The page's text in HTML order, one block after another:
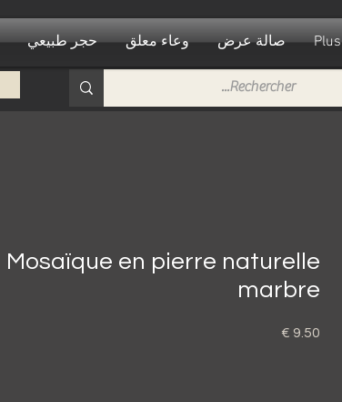
حجر طبيعي وعاء معلق صالة عرض Plus
Mosaïque en pierre naturelle
marbre